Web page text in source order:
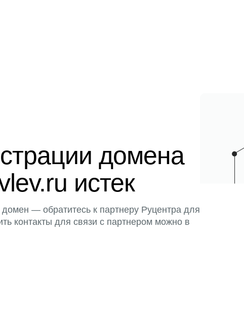
домена
истек
— обратитесь к партнеру Руцентра для
контакты для связи с партнером можно в